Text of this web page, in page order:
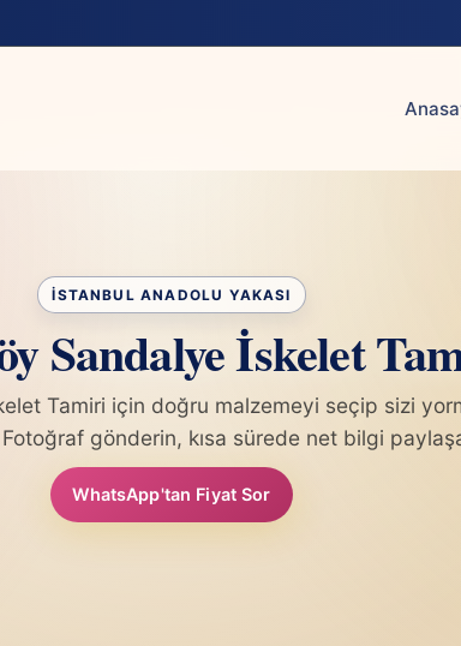
Sandalye İskelet
Tamiri için doğru malzemeyi seçip sizi
gönderin, kısa sürede net bilgi
WhatsApp'tan Fiyat Sor